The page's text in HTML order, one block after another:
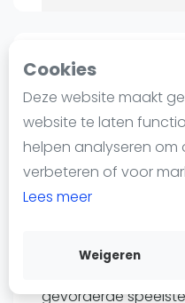
Cookies
Deze website maakt
website te laten
helpen analyseren om
verbeteren of voor
Lees meer
Weigeren
Informatie
Over ons
Contact
Adverteren
Insights
WhatsApp
Join WhatsApp
1 0 Sinds 15 januari
Bullpadel
Padelracket
€7999 €12499
-36%
Verzenden
gevorderde